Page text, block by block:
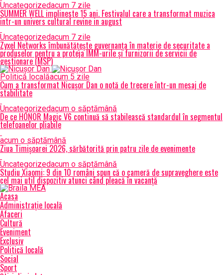
Uncategorizedacum 7 zile
SUMMER WELL implineste 15 ani. Festivalul care a transformat muzica
intr-un univers cultural revine in august
Uncategorizedacum 7 zile
Zyxel Networks îmbunătățește guvernanța în materie de securitate a
produselor pentru a proteja IMM-urile și furnizorii de servicii de
gestionare (MSP)
Politică localăacum 5 zile
Cum a transformat Nicușor Dan o notă de trecere într-un mesaj de
stabilitate
Uncategorizedacum o săptămână
De ce HONOR Magic V6 continuă să stabilească standardul în segmentul
telefoanelor pliabile
acum o săptămână
Ziua Timișoarei 2026, sărbătorită prin patru zile de evenimente
Uncategorizedacum o săptămână
Studiu Xiaomi: 9 din 10 români spun că o cameră de supraveghere este
cel mai util dispozitiv atunci când pleacă în vacanță
Acasa
Administrație locală
Afaceri
Cultură
Eveniment
Exclusiv
Politică locală
Social
Sport